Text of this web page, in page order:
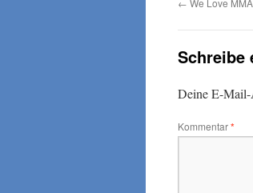
← We Love
Schreibe
Deine E-
Kommentar*